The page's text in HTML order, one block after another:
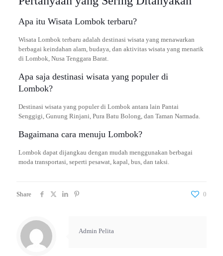
Apa itu Wisata Lombok terbaru?
Wisata Lombok terbaru adalah destinasi wisata yang menawarkan
berbagai keindahan alam, budaya, dan aktivitas wisata yang menarik
di Lombok, Nusa Tenggara Barat.
Apa saja destinasi wisata yang populer di
Lombok?
Destinasi wisata yang populer di Lombok antara lain Pantai
Senggigi, Gunung Rinjani, Pura Batu Bolong, dan Taman Narmada.
Bagaimana cara menuju Lombok?
Lombok dapat dijangkau dengan mudah menggunakan berbagai
moda transportasi, seperti pesawat, kapal, bus, dan taksi.
Share 0
Admin Pelita